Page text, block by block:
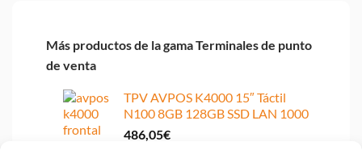
Más productos de la gama Terminales de punto
de venta
TPV AVPOS K4000 15″ Táctil
N100 8GB 128GB SSD LAN 1000
486,05€